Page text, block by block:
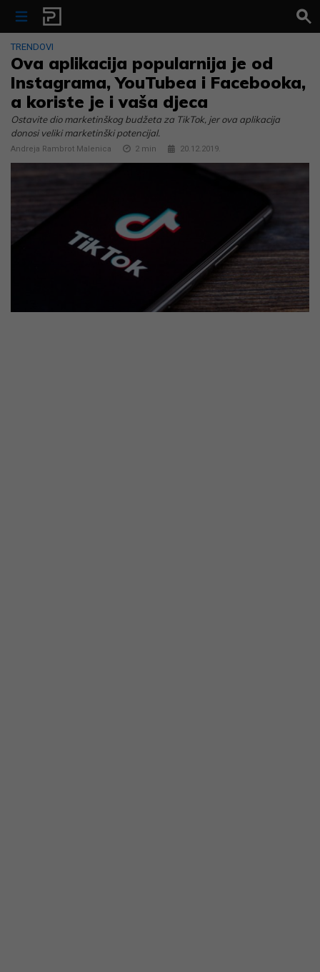
Skip to content
TRENDOVI
Ova aplikacija popularnija je od
Instagrama, YouTubea i Facebooka,
a koriste je i vaša djeca
Ostavite dio marketinškog budžeta za TikTok, jer ova aplikacija
donosi veliki marketinški potencijal.
Andreja Rambrot Malenica 2 min 20.12.2019.